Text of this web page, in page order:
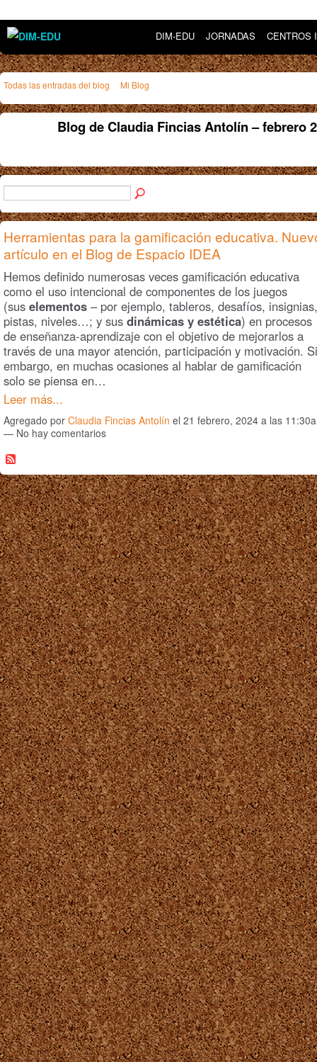
DIM-EDU JORNADAS CENTROS
Todas las entradas del blog Mi Blog
Blog de Claudia Fincias Antolín – febrero
Herramientas para la gamificación educativa.
artículo en el Blog de Espacio IDEA
Hemos definido numerosas veces gamificación educativa
como el uso intencional de componentes de los juegos
(sus elementos – por ejemplo, tableros, desafíos, insignias,
pistas, niveles…; y sus dinámicas y estética) en procesos
de enseñanza-aprendizaje con el objetivo de mejorarlos a
través de una mayor atención, participación y motivación.
embargo, en muchas ocasiones al hablar de gamificación
solo se piensa en…
Leer más...
Agregado por Claudia Fincias Antolín el 21 febrero, 2024 a las
— No hay comentarios